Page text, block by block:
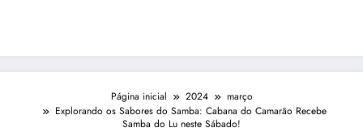
Página inicial 2024
março
Explorando os Sabores do Samba: Cabana do Camarão Recebe
Samba do Lu neste Sábado!